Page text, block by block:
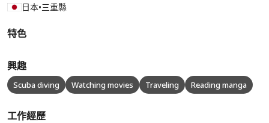
日本•三重縣
特色
興趣
Scuba diving Watching movies Traveling Reading manga
工作經歷